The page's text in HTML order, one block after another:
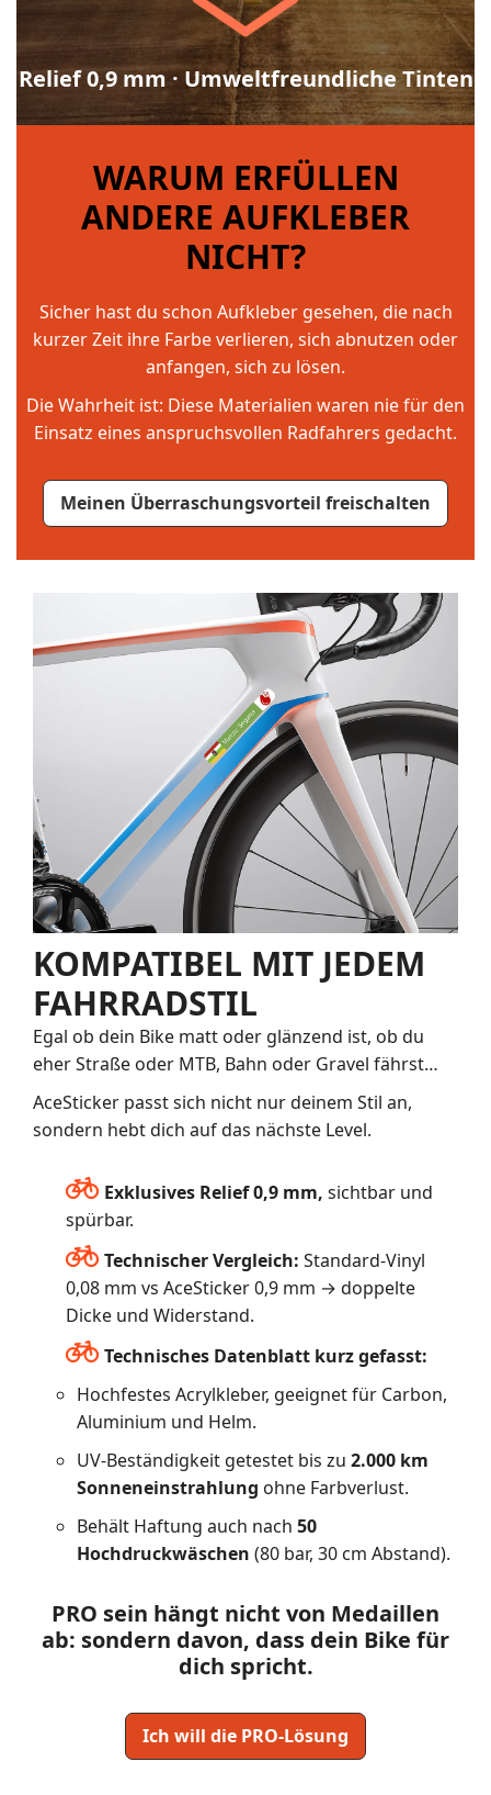
Relief 0,9 mm · Umweltfreundliche Tinten
WARUM ERFÜLLEN
ANDERE AUFKLEBER
NICHT?
Sicher hast du schon Aufkleber gesehen, die nach
kurzer Zeit ihre Farbe verlieren, sich abnutzen oder
anfangen, sich zu lösen.
Die Wahrheit ist: Diese Materialien waren nie für den
Einsatz eines anspruchsvollen Radfahrers gedacht.
Meinen Überraschungsvorteil freischalten
KOMPATIBEL MIT JEDEM
FAHRRADSTIL
Egal ob dein Bike matt oder glänzend ist, ob du
eher Straße oder MTB, Bahn oder Gravel fährst…
AceSticker passt sich nicht nur deinem Stil an,
sondern hebt dich auf das nächste Level.
Exklusives Relief 0,9 mm, sichtbar und
spürbar.
Technischer Vergleich: Standard-Vinyl
0,08 mm vs AceSticker 0,9 mm → doppelte
Dicke und Widerstand.
Technisches Datenblatt kurz gefasst:
Hochfestes Acrylkleber, geeignet für Carbon,
Aluminium und Helm.
UV-Beständigkeit getestet bis zu 2.000 km
Sonneneinstrahlung ohne Farbverlust.
Behält Haftung auch nach 50
Hochdruckwäschen (80 bar, 30 cm Abstand).
PRO sein hängt nicht von Medaillen
ab: sondern davon, dass dein Bike für
dich spricht.
Ich will die PRO-Lösung